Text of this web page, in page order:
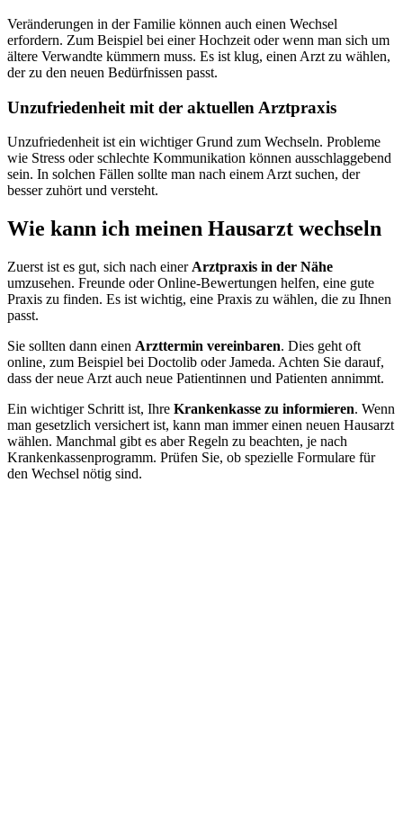
Veränderungen in der Familie können auch einen Wechsel
erfordern. Zum Beispiel bei einer Hochzeit oder wenn man sich um
ältere Verwandte kümmern muss. Es ist klug, einen Arzt zu wählen,
der zu den neuen Bedürfnissen passt.
Unzufriedenheit mit der aktuellen Arztpraxis
Unzufriedenheit ist ein wichtiger Grund zum Wechseln. Probleme
wie Stress oder schlechte Kommunikation können ausschlaggebend
sein. In solchen Fällen sollte man nach einem Arzt suchen, der
besser zuhört und versteht.
Wie kann ich meinen Hausarzt wechseln
Zuerst ist es gut, sich nach einer Arztpraxis in der Nähe
umzusehen. Freunde oder Online-Bewertungen helfen, eine gute
Praxis zu finden. Es ist wichtig, eine Praxis zu wählen, die zu Ihnen
passt.
Sie sollten dann einen Arzttermin vereinbaren. Dies geht oft
online, zum Beispiel bei Doctolib oder Jameda. Achten Sie darauf,
dass der neue Arzt auch neue Patientinnen und Patienten annimmt.
Ein wichtiger Schritt ist, Ihre Krankenkasse zu informieren. Wenn
man gesetzlich versichert ist, kann man immer einen neuen Hausarzt
wählen. Manchmal gibt es aber Regeln zu beachten, je nach
Krankenkassenprogramm. Prüfen Sie, ob spezielle Formulare für
den Wechsel nötig sind.